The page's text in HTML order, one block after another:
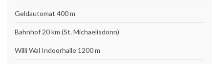
Geldautomat 400 m
Bahnhof 20 km (St. Michaelisdonn)
Willi Wal Indoorhalle 1200 m